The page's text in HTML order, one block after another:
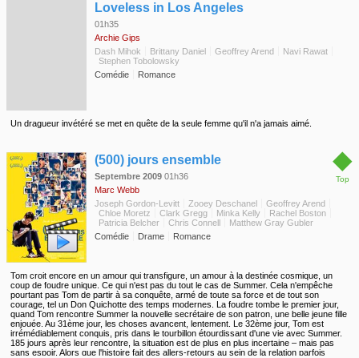
Loveless in Los Angeles
01h35
Archie Gips
Dash Mihok
Brittany Daniel Geoffrey Arend
Navi Rawat
Stephen Tobolowsky
Comédie
Romance
Un dragueur invétéré se met en quête de la seule femme qu'il n'a jamais aimé.
◆
Top
(500) jours ensemble
Septembre 2009 01h36
Marc Webb
Joseph Gordon-Levitt
Zooey Deschanel
Geoffrey Arend
Chloe Moretz
Clark Gregg Minka Kelly
Rachel Boston
Patricia Belcher
Chris Connell
Matthew Gray Gubler
Comédie
Drame Romance
Tom croit encore en un amour qui transfigure, un amour à la destinée cosmique, un
coup de foudre unique. Ce qui n'est pas du tout le cas de Summer. Cela n'empêche
pourtant pas Tom de partir à sa conquête, armé de toute sa force et de tout son
courage, tel un Don Quichotte des temps modernes. La foudre tombe le premier jour,
quand Tom rencontre Summer la nouvelle secrétaire de son patron, une belle jeune fille
enjouée. Au 31ème jour, les choses avancent, lentement. Le 32ème jour, Tom est
irrémédiablement conquis, pris dans le tourbillon étourdissant d'une vie avec Summer.
185 jours après leur rencontre, la situation est de plus en plus incertaine – mais pas
sans espoir. Alors que l'histoire fait des allers-retours au sein de la relation parfois